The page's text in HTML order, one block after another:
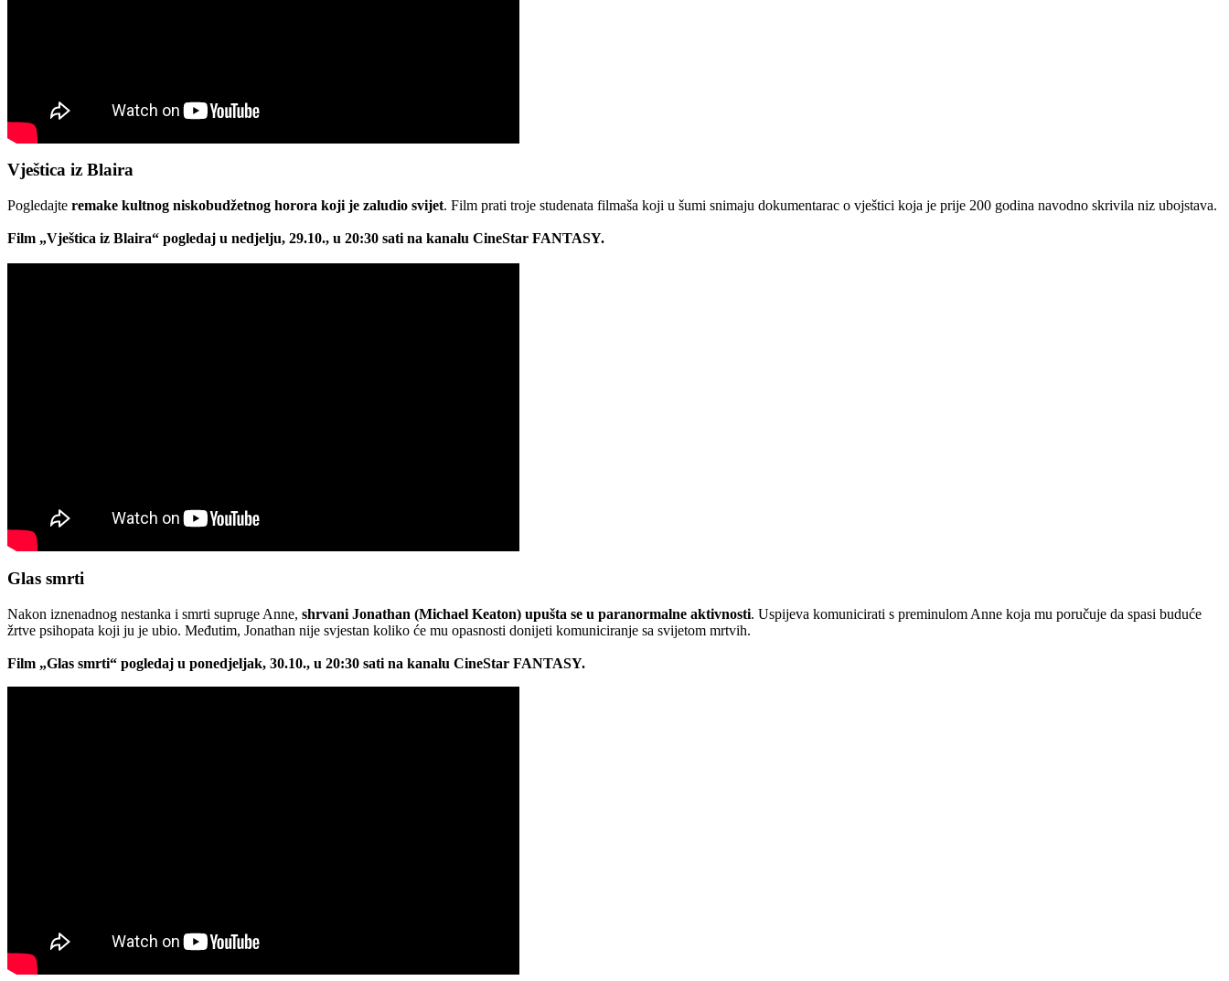
Vještica iz Blaira
Pogledajte remake kultnog niskobudžetnog horora koji je zaludio svijet. Film prati troje studenata filmaša koji u šumi snimaju dokumentarac o vještici koja je prije 200 godina navodno skrivila niz ubojstava.
Film „Vještica iz Blaira“ pogledaj u nedjelju, 29.10., u 20:30 sati na kanalu CineStar FANTASY.
Glas smrti
Nakon iznenadnog nestanka i smrti supruge Anne, shrvani Jonathan (Michael Keaton) upušta se u paranormalne aktivnosti. Uspijeva komunicirati s preminulom Anne koja mu poručuje da spasi buduće
žrtve psihopata koji ju je ubio. Međutim, Jonathan nije svjestan koliko će mu opasnosti donijeti komuniciranje sa svijetom mrtvih.
Film „Glas smrti“ pogledaj u ponedjeljak, 30.10., u 20:30 sati na kanalu CineStar FANTASY.